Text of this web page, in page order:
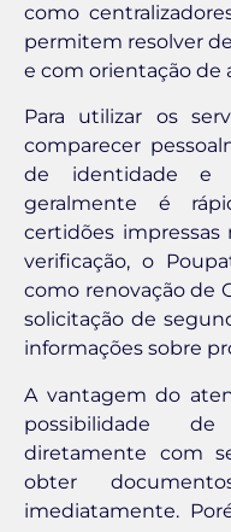
como
permitem resolver
e com orientação de
Para utilizar os
comparecer
de identidade e
geralmente é
certidões
verificação, o
como renovação de
solicitação de
informações sobre
A vantagem do
possibilidade
diretamente com
obter
imediatamente.